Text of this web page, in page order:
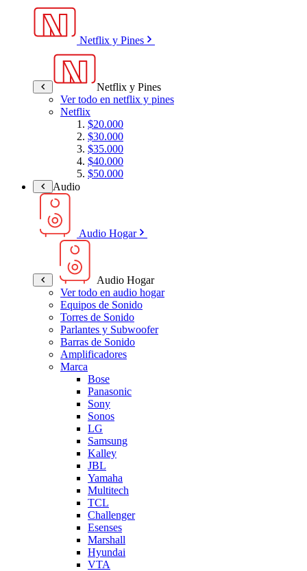
Netflix y Pines
Netflix y Pines
Ver todo en netflix y pines
Netflix
$20.000
$30.000
$35.000
$40.000
$50.000
Audio
Audio Hogar
Audio Hogar
Ver todo en audio hogar
Equipos de Sonido
Torres de Sonido
Parlantes y Subwoofer
Barras de Sonido
Amplificadores
Marca
Bose
Panasonic
Sony
Sonos
LG
Samsung
Kalley
JBL
Yamaha
Multitech
TCL
Challenger
Esenses
Marshall
Hyundai
VTA